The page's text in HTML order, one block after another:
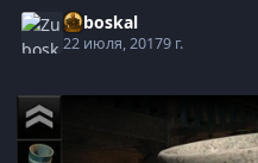
Zuboskal
22 июля, 20179 г.